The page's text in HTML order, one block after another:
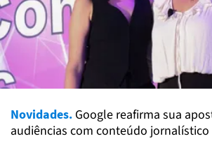
Novidades. Google reafirma sua
audiências com conteúdo jornalístico